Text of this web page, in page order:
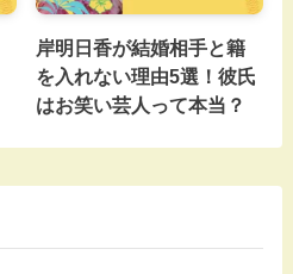
岸明日香が結婚相手と籍
を入れない理由5選！彼氏
はお笑い芸人って本当？